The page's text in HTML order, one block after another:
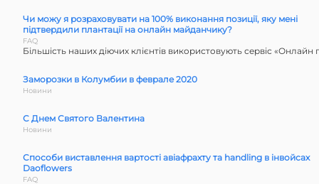
Чи можу я розраховувати на 100% виконання позиції, яку мені
підтвердили плантації на онлайн майданчику?
FAQ
Більшість наших діючих клієнтів використовують сервіс «Онлайн
Заморозки в Колумбии в феврале 2020
Новини
С Днем Святого Валентина
Новини
Способи виставлення вартості авіафрахту та handling в інвойсах
Daoflowers
FAQ